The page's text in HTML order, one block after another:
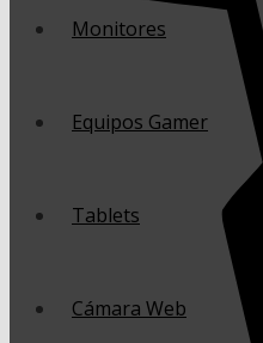
Monitores
Equipos Gamer
Tablets
Cámara Web